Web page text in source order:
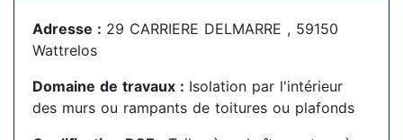
Adresse : 29 CARRIERE DELMARRE , 59150
Wattrelos
Domaine de travaux : Isolation par l'intérieur
des murs ou rampants de toitures ou plafonds